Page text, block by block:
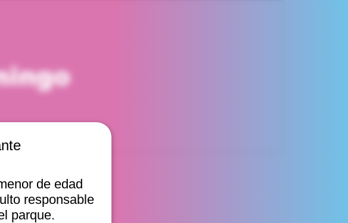
de edad
responsable
parque.